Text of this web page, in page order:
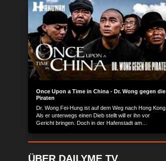
Once Upon a Time in China - Dr. Wong gegen die
Piraten
Dr. Wong Fei-Hung ist auf dem Weg nach Hong Kong.
Als er unterwegs einen Dieb stellt will er ihn vor
Gericht bringen. Doch in der Hafenstadt am
ÜBER DAILYME TV